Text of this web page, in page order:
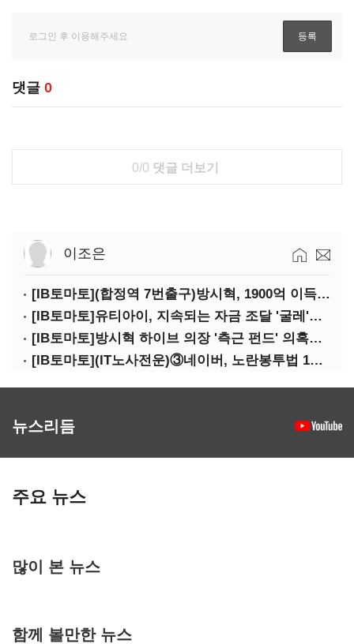
댓글 0
0/0 댓글 더보기
이조은
[IB토마토](합정역 7번출구)방시혁, 1900억 이득 논란…하이브 상장 진실은?
[IB토마토]유티아이, 지속되는 자금 조달 '굴레'…부채 리스크 고조
[IB토마토]방시혁 하이브 의장 '측근 펀드' 의혹…실상은 해외 투자 무산
[IB토마토](IT노사전운)③네이버, 노란봉투법 1호 되나…관건은 '진짜 주인'
뉴스리듬
주요 뉴스
많이 본 뉴스
함께 볼만한 뉴스